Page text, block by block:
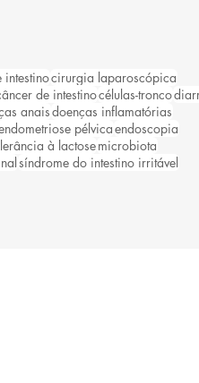
cirurgia laparoscópica
de intestinocélulas-tronco
anaisdoenças inflamatórias
pélvicaendoscopia
à lactosemicrobiota
síndrome do intestino irritável